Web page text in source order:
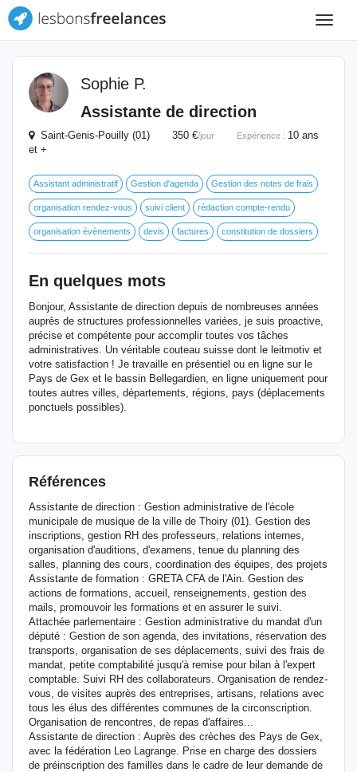
Toggle
Sophie P.
Assistante de direction
Saint-Genis-Pouilly (01) 350 €/jour Expérience : 10 ans
et +
Assistant administratif Gestion d'agenda Gestion des notes de frais
organisation rendez-vous suivi client rédaction compte-rendu
organisation évènements devis factures constitution de dossiers
En quelques mots
Bonjour, Assistante de direction depuis de nombreuses années
auprès de structures professionnelles variées, je suis proactive,
précise et compétente pour accomplir toutes vos tâches
administratives. Un véritable couteau suisse dont le leitmotiv et
votre satisfaction ! Je travaille en présentiel ou en ligne sur le
Pays de Gex et le bassin Bellegardien, en ligne uniquement pour
toutes autres villes, départements, régions, pays (déplacements
ponctuels possibles).
Références
Assistante de direction : Gestion administrative de l'école
municipale de musique de la ville de Thoiry (01). Gestion des
inscriptions, gestion RH des professeurs, relations internes,
organisation d'auditions, d'examens, tenue du planning des
salles, planning des cours, coordination des équipes, des projets
Assistante de formation : GRETA CFA de l'Ain. Gestion des
actions de formations, accueil, renseignements, gestion des
mails, promouvoir les formations et en assurer le suivi.
Attachée parlementaire : Gestion administrative du mandat d'un
député : Gestion de son agenda, des invitations, réservation des
transports, organisation de ses déplacements, suivi des frais de
mandat, petite comptabilité jusqu'à remise pour bilan à l'expert
comptable. Suivi RH des collaborateurs. Organisation de rendez-
vous, de visites auprès des entreprises, artisans, relations avec
tous les élus des différentes communes de la circonscription.
Organisation de rencontres, de repas d'affaires...
Assistante de direction : Auprès des crèches des Pays de Gex,
avec la fédération Leo Lagrange. Prise en charge des dossiers
de préinscription des familles dans le cadre de leur demande de